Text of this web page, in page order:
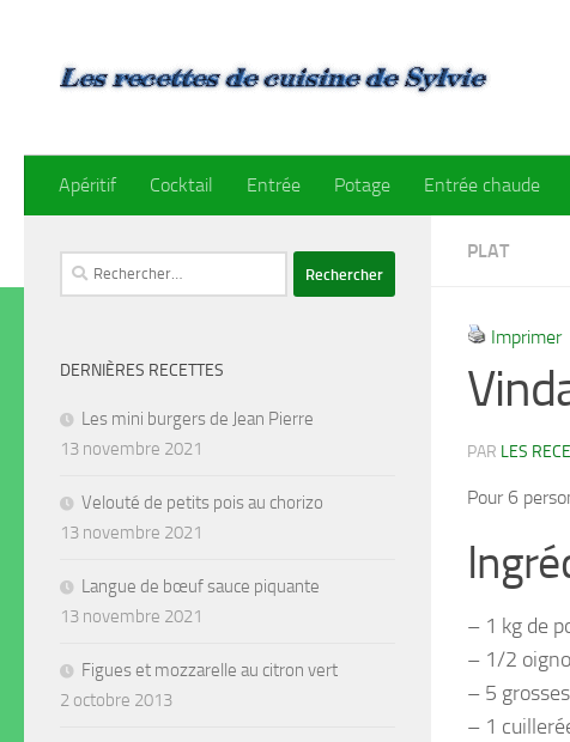
Apéritif Cocktail Entrée Potage Entrée chaude
PLAT
Imprimer
PAR LES
Pour 6
– 1 kg de
– 1/2
– 5
– 1
Rechercher :
DERNIÈRES RECETTES
Les mini burgers de Jean Pierre
13 novembre 2021
Velouté de petits pois au chorizo
13 novembre 2021
Langue de bœuf sauce piquante
13 novembre 2021
Figues et mozzarelle au citron vert
2 octobre 2013